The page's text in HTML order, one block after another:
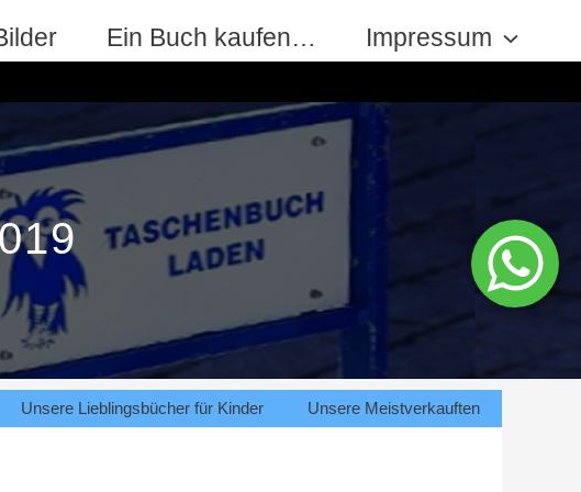
Ein Buch kaufen… Impressum
Unsere Lieblingsbücher für Kinder Unsere Meistverkauften